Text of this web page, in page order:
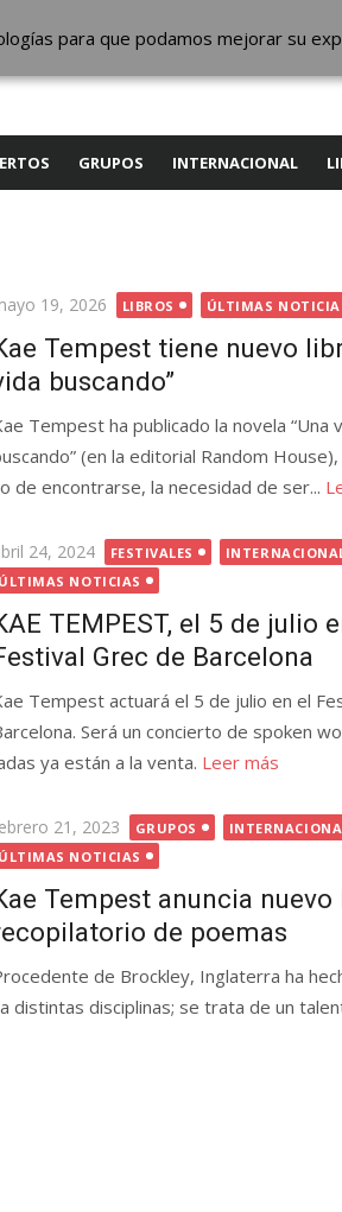
QUIENES SOMOS
GRUPOS INTERNACIONAL
19, 2026 LIBROS ÚLTIMAS
Tempest tiene nuevo
buscando”
Tempest ha publicado la novela “Una
(en la editorial Random
de encontrarse, la necesidad de ser...
el
24, 2024 FESTIVALES
ÚLTIMAS NOTICIAS
TEMPEST, el 5 de julio
Grec de Barcelona
Tempest actuará el 5 de julio en el
Será un concierto de spoken
ya están a la venta. Leer más
el
21, 2023 GRUPOS
ÚLTIMAS NOTICIAS
Tempest anuncia nuevo
de poemas
de Brockley, Inglaterra ha
distintas disciplinas; se trata de un
para que podamos mejorar su